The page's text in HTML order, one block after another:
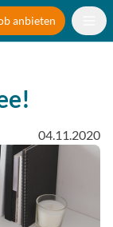
anbieten
04.11.2020